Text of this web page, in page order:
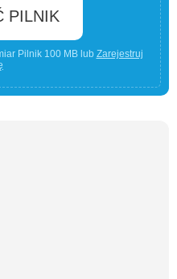
PILNIK
Pilnik 100 MB lub Zarejestruj